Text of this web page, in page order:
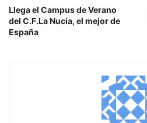
Llega el Campus de Verano
del C.F.La Nucía, el mejor de
España